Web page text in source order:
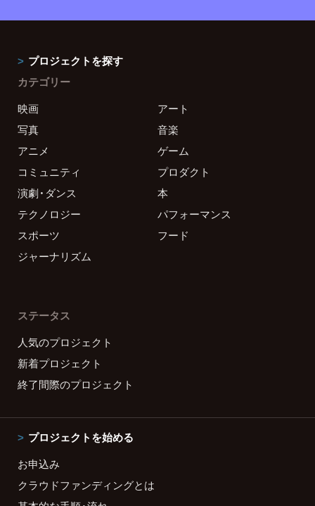
プロジェクトを探す
カテゴリー
映画
アート
写真
音楽
アニメ
ゲーム
コミュニティ
プロダクト
演劇・ダンス
本
テクノロジー
パフォーマンス
スポーツ
フード
ジャーナリズム
ステータス
人気のプロジェクト
新着プロジェクト
終了間際のプロジェクト
プロジェクトを始める
お申込み
クラウドファンディングとは